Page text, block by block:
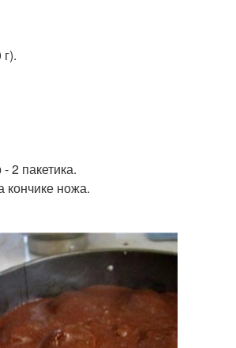
2 пакетика.
кончике ножа.